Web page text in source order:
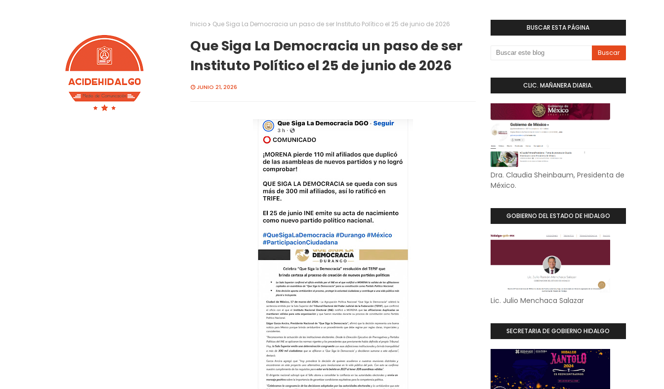
Inicio Que Siga La Democracia un paso de ser Instituto Político el 25 de junio de 2026
Que Siga La Democracia un paso de ser
Instituto Político el 25 de junio de 2026
JUNIO 21, 2026
BUSCAR ESTA PÁGINA
CLIC. MAÑANERA DIARIA.
Dra. Claudia Sheinbaum, Presidenta de
México.
GOBIERNO DEL ESTADO DE HIDALGO
Lic. Julio Menchaca Salazar
SECRETARIA DE GOBIERNO HIDALGO